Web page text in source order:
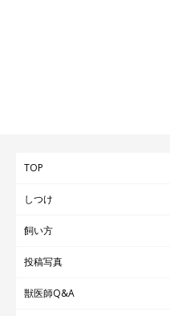
TOP
しつけ
飼い方
投稿写真
獣医師Q&A